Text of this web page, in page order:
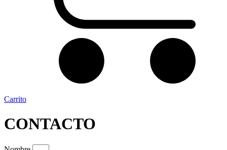
Carrito
CONTACTO